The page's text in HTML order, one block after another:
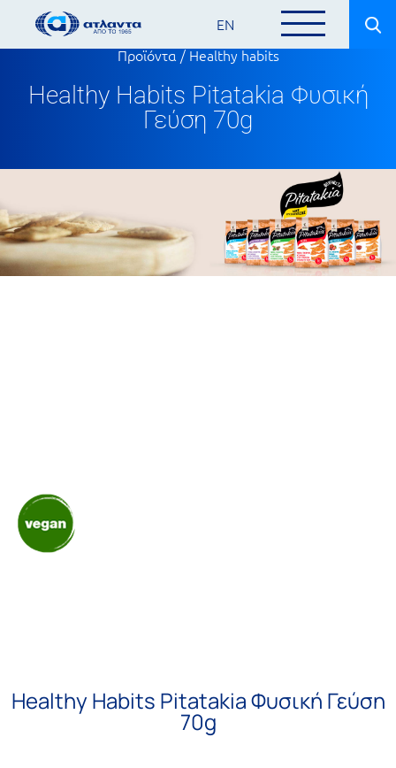
EN
Προϊόντα/Healthy habits
Healthy Habits Pitatakia Φυσική
Γεύση 70g
Healthy Habits Pitatakia Φυσική Γεύση
70g